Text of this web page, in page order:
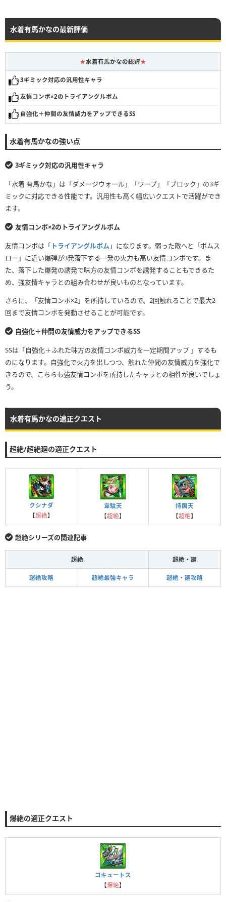
水着有馬かなの最新評価
★水着有馬かなの総評★
3ギミック対応の汎用性キャラ
友情コンボ×2のトライアングルボム
自強化＋仲間の友情威力をアップできるSS
水着有馬かなの強い点
3ギミック対応の汎用性キャラ
「水着 有馬かな」は「ダメージウォール」「ワープ」「ブロック」の3ギ
ミックに対応できる性能です。汎用性も高く幅広いクエストで活躍ができ
ます。
友情コンボ×2のトライアングルボム
友情コンボは「 トライアングルボム 」になります。弱った敵へと「ボムス
ロー」に近い爆弾が3発落下する一発の火力も高い友情コンボです。ま
た、落下した爆発の誘発で味方の友情コンボを誘発することもできるた
め、強友情キャラとの組み合わせが良いものとなっています。
さらに、「友情コンボ×2」を所持しているので、2回触れることで最大2
回まで友情コンボを発動させることが可能です。
自強化＋仲間の友情威力をアップできるSS
SSは「自強化＋ふれた味方の友情コンボ威力を一定期間アップ 」するも
のになります。自強化で火力を出しつつ、触れた仲間の友情威力を強化で
きるので、こちらも強友情コンボを所持したキャラとの相性が良いでしょ
う。
水着有馬かなの適正クエスト
超絶/超絶廻の適正クエスト
クシナダ
【超絶】
韋駄天
【超絶】
持国天
【超絶】
超絶シリーズの関連記事
超絶 超絶・廻
超絶攻略 超絶最強キャラ 超絶・廻攻略
爆絶の適正クエスト
コキュートス
【爆絶】